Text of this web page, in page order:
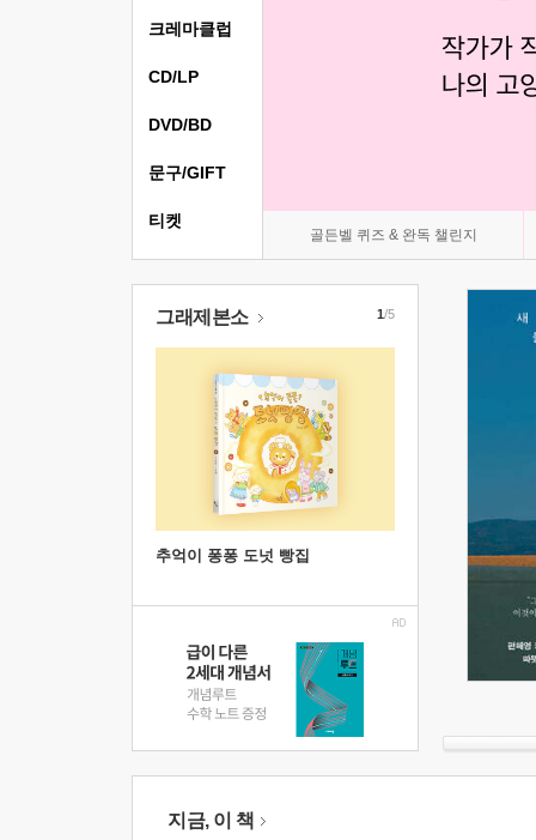
골든벨 퀴즈 & 완독 챌린지
크레마클럽
CD/LP
DVD/BD
문구/GIFT
티켓
그래제본소
추억이 퐁퐁 도넛 빵집
1/5
지금, 이 책